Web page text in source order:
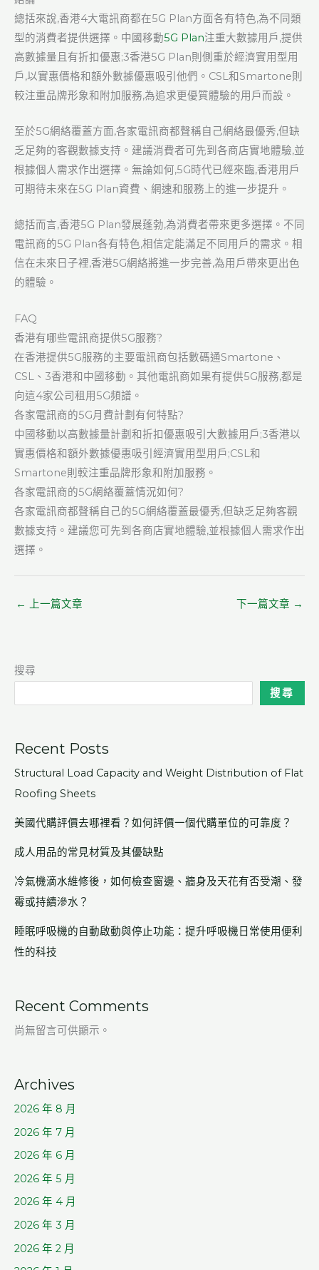
總括來說,香港4大電訊商都在5G Plan方面各有特色,為不同類
型的消費者提供選擇。中國移動5G Plan注重大數據用戶,提供
高數據量且有折扣優惠;3香港5G Plan則側重於經濟實用型用
戶,以實惠價格和額外數據優惠吸引他們。CSL和Smartone則
較注重品牌形象和附加服務,為追求更優質體驗的用戶而設。
至於5G網絡覆蓋方面,各家電訊商都聲稱自己網絡最優秀,但缺
乏足夠的客觀數據支持。建議消費者可先到各商店實地體驗,並
根據個人需求作出選擇。無論如何,5G時代已經來臨,香港用戶
可期待未來在5G Plan資費、網速和服務上的進一步提升。
總括而言,香港5G Plan發展蓬勃,為消費者帶來更多選擇。不同
電訊商的5G Plan各有特色,相信定能滿足不同用戶的需求。相
信在未來日子裡,香港5G網絡將進一步完善,為用戶帶來更出色
的體驗。
FAQ
香港有哪些電訊商提供5G服務?
在香港提供5G服務的主要電訊商包括數碼通Smartone、
CSL、3香港和中國移動。其他電訊商如果有提供5G服務,都是
向這4家公司租用5G頻譜。
各家電訊商的5G月費計劃有何特點?
中國移動以高數據量計劃和折扣優惠吸引大數據用戶;3香港以
實惠價格和額外數據優惠吸引經濟實用型用戶;CSL和
Smartone則較注重品牌形象和附加服務。
各家電訊商的5G網絡覆蓋情況如何?
各家電訊商都聲稱自己的5G網絡覆蓋最優秀,但缺乏足夠客觀
數據支持。建議您可先到各商店實地體驗,並根據個人需求作出
選擇。
← 上一篇文章 下一篇文章 →
搜尋
搜尋
Recent Posts
Structural Load Capacity and Weight Distribution of Flat
Roofing Sheets
美國代購評價去哪裡看？如何評價一個代購單位的可靠度？
成人用品的常見材質及其優缺點
冷氣機滴水維修後，如何檢查窗邊、牆身及天花有否受潮、發
霉或持續滲水？
睡眠呼吸機的自動啟動與停止功能：提升呼吸機日常使用便利
性的科技
Recent Comments
尚無留言可供顯示。
Archives
2026 年 8 月
2026 年 7 月
2026 年 6 月
2026 年 5 月
2026 年 4 月
2026 年 3 月
2026 年 2 月